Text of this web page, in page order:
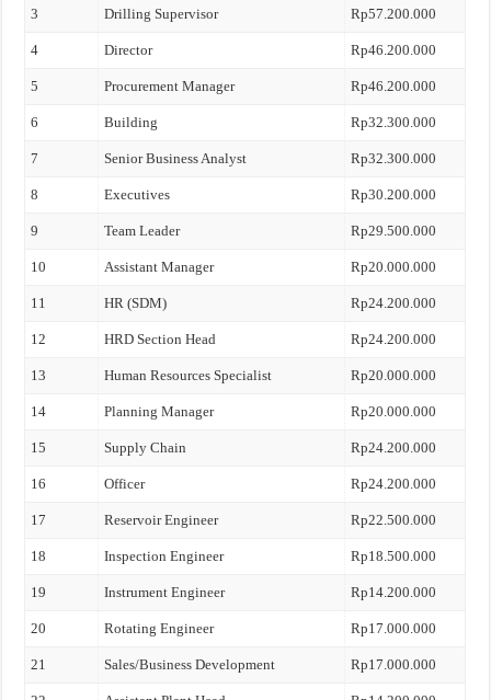
3 Drilling Supervisor Rp57.200.000
4 Director Rp46.200.000
5 Procurement Manager Rp46.200.000
6 Building Rp32.300.000
7 Senior Business Analyst Rp32.300.000
8 Executives Rp30.200.000
9 Team Leader Rp29.500.000
10 Assistant Manager Rp20.000.000
11 HR (SDM) Rp24.200.000
12 HRD Section Head Rp24.200.000
13 Human Resources Specialist Rp20.000.000
14 Planning Manager Rp20.000.000
15 Supply Chain Rp24.200.000
16 Officer Rp24.200.000
17 Reservoir Engineer Rp22.500.000
18 Inspection Engineer Rp18.500.000
19 Instrument Engineer Rp14.200.000
20 Rotating Engineer Rp17.000.000
21 Sales/Business Development Rp17.000.000